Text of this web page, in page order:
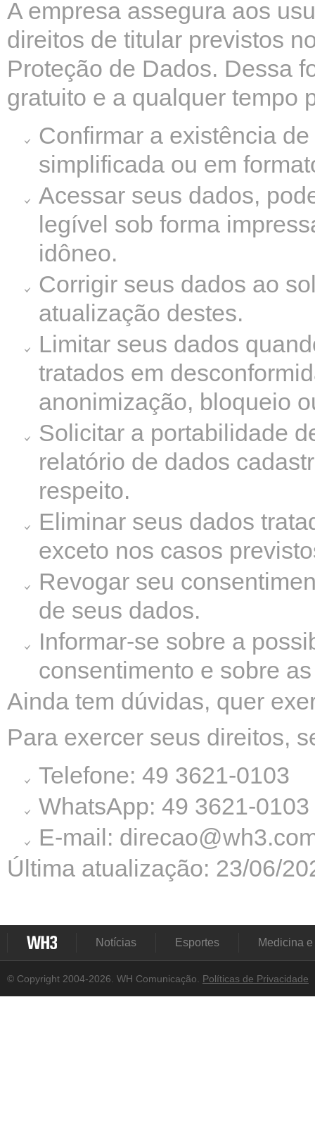
A empresa assegura aos
direitos de titular previstos
Proteção de Dados. Dessa
gratuito e a qualquer tempo
Confirmar a existência
simplificada ou em
Acessar seus dados,
legível sob forma
idôneo.
Corrigir seus dados ao
atualização destes.
Limitar seus dados
tratados em
anonimização, bloqueio
Solicitar a portabilidade
relatório de dados
respeito.
Eliminar seus dados
exceto nos casos
Revogar seu
de seus dados.
Informar-se sobre a
consentimento e sobre
Ainda tem dúvidas, quer
Para exercer seus direitos,
Telefone: 49 3621-0103
WhatsApp: 49 3621-0103
E-mail:
Última atualização: 23/06/
Notícias Esportes Medicina
© Copyright 2004-2026. WH Comunicação. Políticas de Privacidade